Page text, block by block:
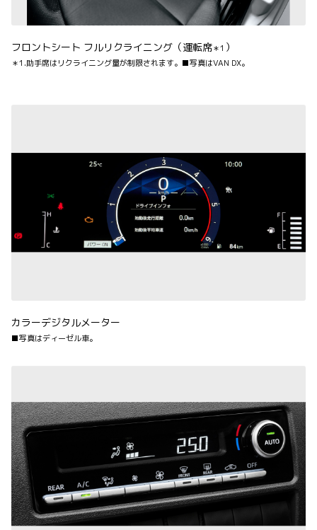
フロントシート フルリクライニング（運転席＊1 ）
＊1.助手席はリクライニング量が制限されます。■写真はVAN DX。
カラーデジタルメーター
■写真はディーゼル車。